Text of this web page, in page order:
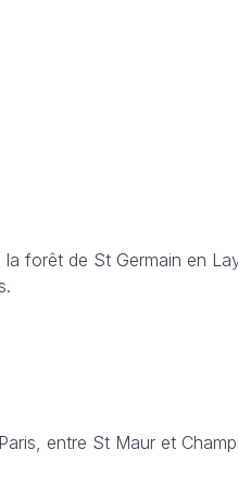
forêt de St Germain en
entre St Maur et